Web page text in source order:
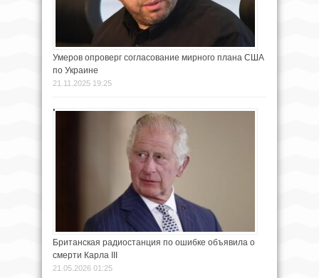
Умеров опроверг согласование мирного плана США
по Украине
21.11.2025 19:25
Британская радиостанция по ошибке объявила о
смерти Карла III
21.05.2026 01:25